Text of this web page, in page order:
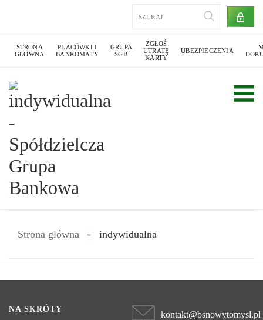
STRONA
GŁÓWNA
PLACÓWKI I
BANKOMATY
GRUPA
SGB
ZGŁOŚ
UTRATĘ
KARTY
UBEZPIECZENIA
Strona główna indywidualna
NA SKRÓTY kontakt@bsnowytomysl.pl